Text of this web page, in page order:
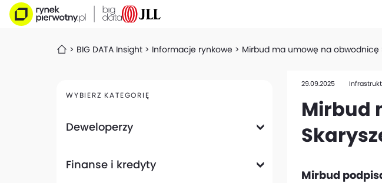
BIG DATA Insight Informacje rynkowe Mirbud ma umowę na obwodnicę
WYBIERZ KATEGORIĘ
Deweloperzy
Finanse i kredyty
29.09.2025
Mirbud
Mirbud